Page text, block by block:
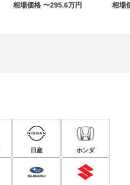
相場価格 〜295.6万円 相場
日産 ホンダ